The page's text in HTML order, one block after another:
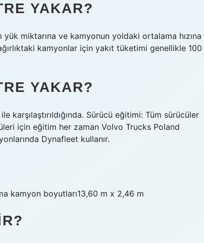
YAKAR?
miktarına ve kamyonun yoldaki ortalama hızına
kamyonlar için yakıt tüketimi genellikle 100
YAKAR?
Sürücü eğitimi: Tüm sürücüler
için eğitim her zaman Volvo Trucks Poland
Dynafleet kullanır.
kamyon boyutları13,60 m x 2,46 m